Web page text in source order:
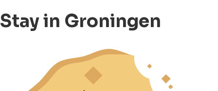
Stay in Groningen